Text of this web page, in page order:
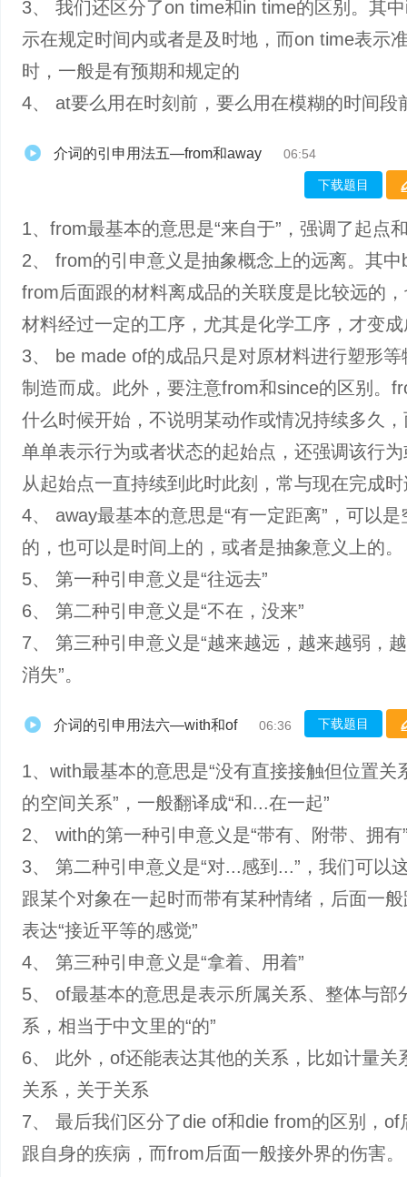
3、 我们还区分了on time和in time的区别。其
示在规定时间内或者是及时地，而on time表示
时，一般是有预期和规定的
4、 at要么用在时刻前，要么用在模糊的时间段
介词的引申用法五—from和away 06:54
下载题目
1、from最基本的意思是“来自于”，强调了起点
2、 from的引申意义是抽象概念上的远离。其中
from后面跟的材料离成品的关联度是比较远的
材料经过一定的工序，尤其是化学工序，才变
3、 be made of的成品只是对原材料进行塑形等
制造而成。此外，要注意from和since的区别。
什么时候开始，不说明某动作或情况持续多久
单单表示行为或者状态的起始点，还强调该行
从起始点一直持续到此时此刻，常与现在完成
4、 away最基本的意思是“有一定距离”，可以是
的，也可以是时间上的，或者是抽象意义上的。
5、 第一种引申意义是“往远去”
6、 第二种引申意义是“不在，没来”
7、 第三种引申意义是“越来越远，越来越弱，
消失”。
介词的引申用法六—with和of 06:36 下载题目
1、with最基本的意思是“没有直接接触但位置关
的空间关系”，一般翻译成“和...在一起”
2、 with的第一种引申意义是“带有、附带、拥有
3、 第二种引申意义是“对...感到...”，我们可以
跟某个对象在一起时而带有某种情绪，后面一
表达“接近平等的感觉”
4、 第三种引申意义是“拿着、用着”
5、 of最基本的意思是表示所属关系、整体与部
系，相当于中文里的“的”
6、 此外，of还能表达其他的关系，比如计量关
关系，关于关系
7、 最后我们区分了die of和die from的区别，of
跟自身的疾病，而from后面一般接外界的伤害。